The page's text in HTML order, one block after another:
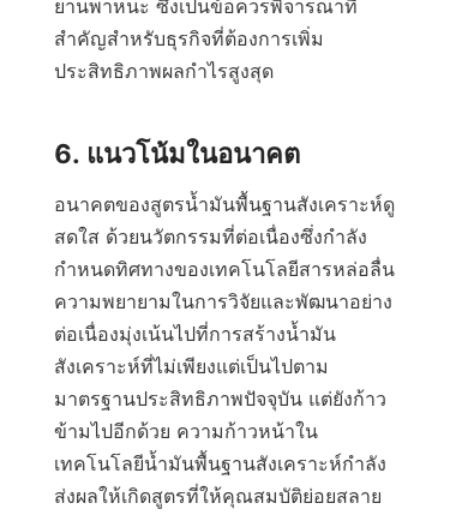
ยานพาหนะ ซึ่งเป็นข้อควรพิจารณาที่
สำคัญสำหรับธุรกิจที่ต้องการเพิ่ม
ประสิทธิภาพผลกำไรสูงสุด
อนาคตของสูตรน้ำมันพื้นฐานสังเคราะห์ดู
สดใส ด้วยนวัตกรรมที่ต่อเนื่องซึ่งกำลัง
กำหนดทิศทางของเทคโนโลยีสารหล่อลื่น
ความพยายามในการวิจัยและพัฒนาอย่าง
ต่อเนื่องมุ่งเน้นไปที่การสร้างน้ำมัน
สังเคราะห์ที่ไม่เพียงแต่เป็นไปตาม
มาตรฐานประสิทธิภาพปัจจุบัน แต่ยังก้าว
ข้ามไปอีกด้วย ความก้าวหน้าใน
เทคโนโลยีน้ำมันพื้นฐานสังเคราะห์กำลัง
ส่งผลให้เกิดสูตรที่ให้คุณสมบัติย่อยสลาย